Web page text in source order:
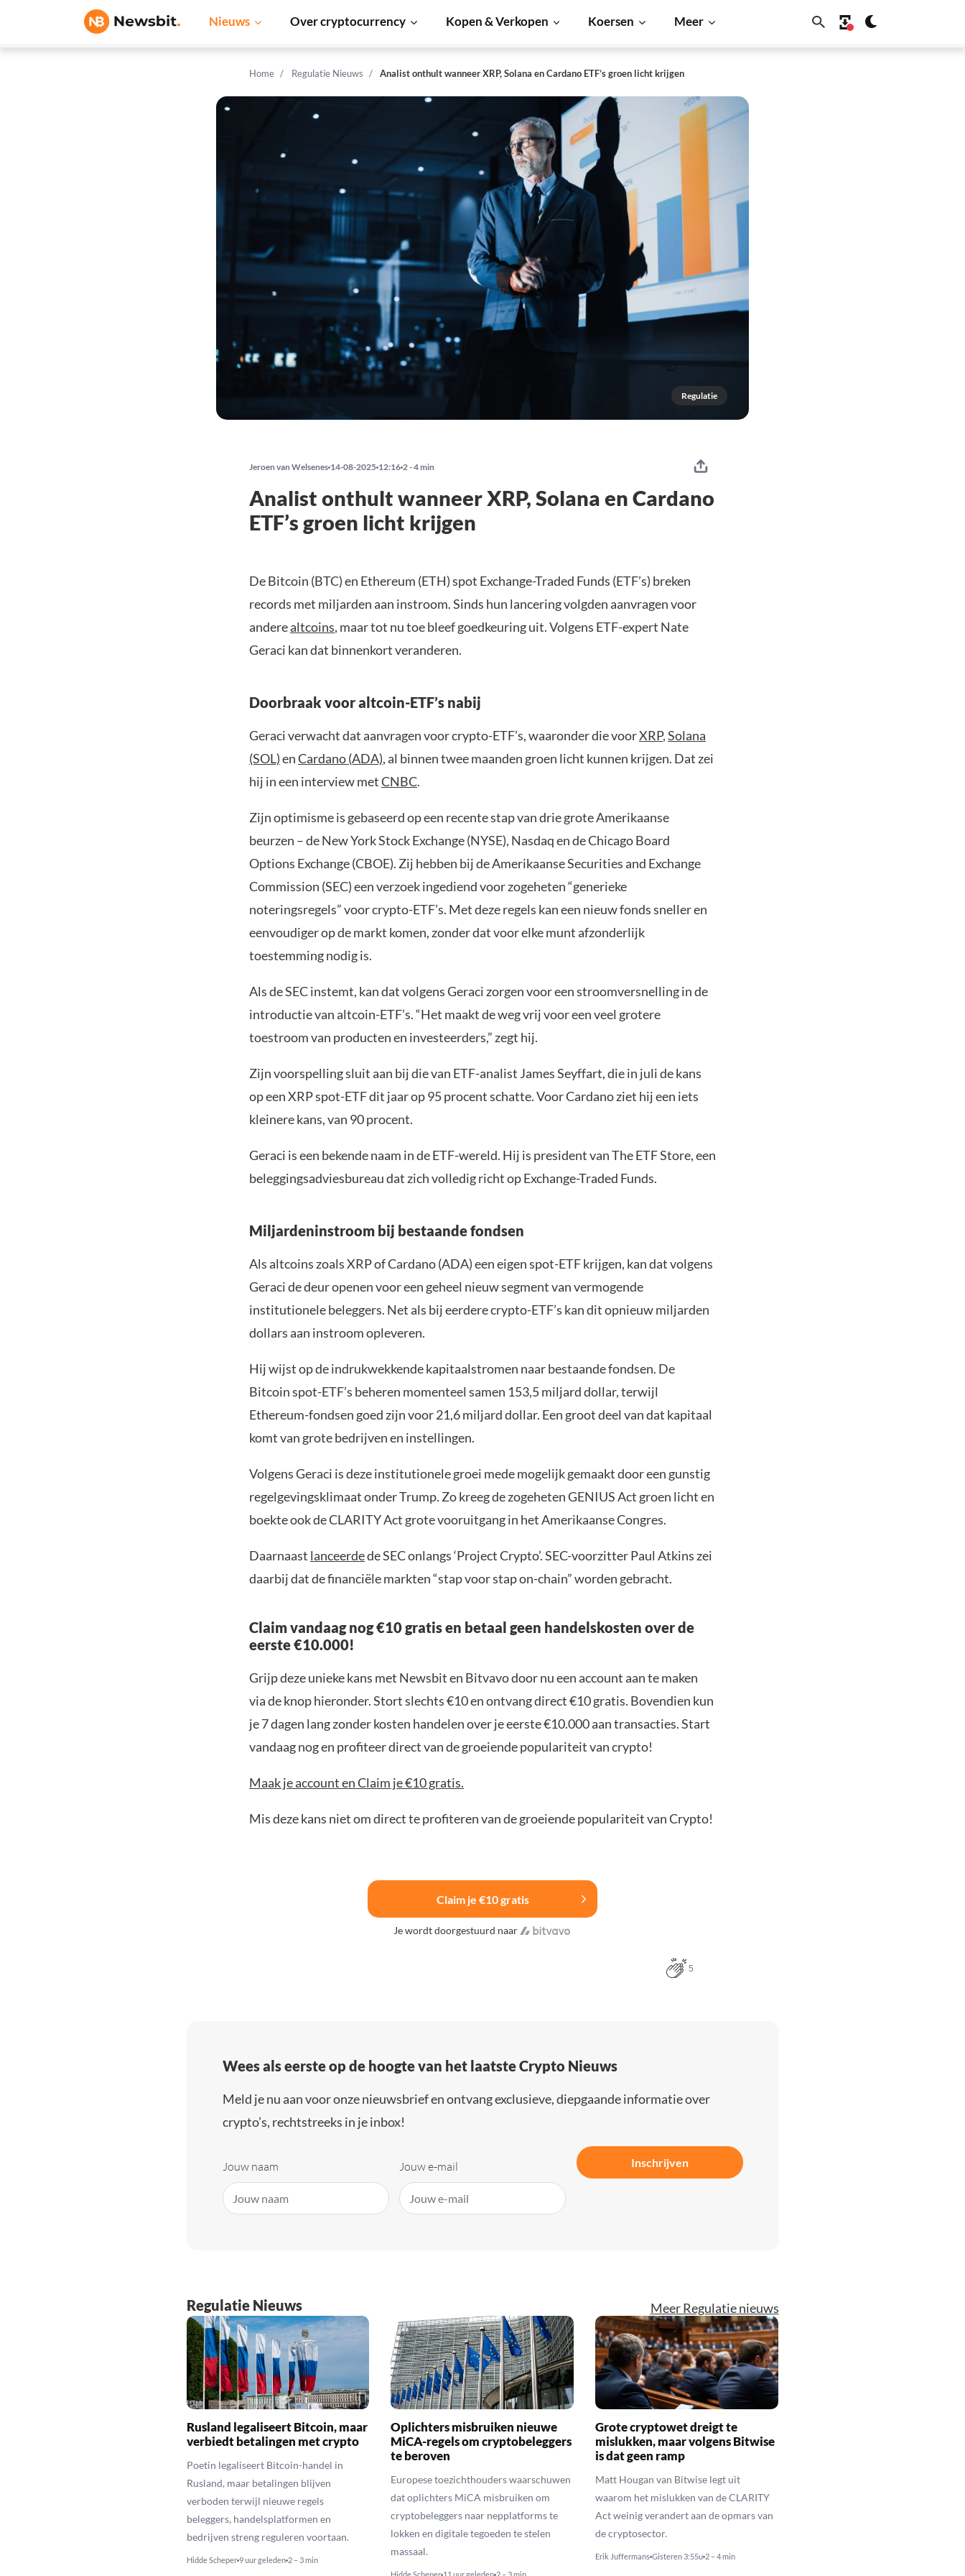
Nieuws Over cryptocurrency Kopen & Verkopen Koersen Meer
Home Regulatie Nieuws Analist onthult wanneer XRP, Solana en Cardano ETF’s groen licht krijgen
Regulatie
Jeroen van Welsenes 14-08-2025 12:16 2 - 4 min
Analist onthult wanneer XRP, Solana en Cardano
ETF’s groen licht krijgen
De Bitcoin (BTC) en Ethereum (ETH) spot Exchange-Traded Funds (ETF’s) breken
records met miljarden aan instroom. Sinds hun lancering volgden aanvragen voor
anderealtcoins, maar tot nu toe bleef goedkeuring uit. Volgens ETF-expert Nate
Geraci kan dat binnenkort veranderen.
Doorbraak voor altcoin-ETF’s nabij
Geraci verwacht dat aanvragen voor crypto-ETF’s, waaronder die voorXRP,Solana
(SOL)enCardano (ADA), al binnen twee maanden groen licht kunnen krijgen. Dat zei
hij in een interview metCNBC.
Zijn optimisme is gebaseerd op een recente stap van drie grote Amerikaanse
beurzen – de New York Stock Exchange (NYSE), Nasdaq en de Chicago Board
Options Exchange (CBOE). Zij hebben bij de Amerikaanse Securities and Exchange
Commission (SEC) een verzoek ingediend voor zogeheten “generieke
noteringsregels” voor crypto-ETF’s. Met deze regels kan een nieuw fonds sneller en
eenvoudiger op de markt komen, zonder dat voor elke munt afzonderlijk
toestemming nodig is.
Als de SEC instemt, kan dat volgens Geraci zorgen voor een stroomversnelling in de
introductie van altcoin-ETF’s. “Het maakt de weg vrij voor een veel grotere
toestroom van producten en investeerders,” zegt hij.
Zijn voorspelling sluit aan bij die van ETF-analist James Seyffart, die in juli de kans
op een XRP spot-ETF dit jaar op 95 procent schatte. Voor Cardano ziet hij een iets
kleinere kans, van 90 procent.
Geraci is een bekende naam in de ETF-wereld. Hij is president van The ETF Store, een
beleggingsadviesbureau dat zich volledig richt op Exchange-Traded Funds.
Miljardeninstroom bij bestaande fondsen
Als altcoins zoals XRP of Cardano (ADA) een eigen spot-ETF krijgen, kan dat volgens
Geraci de deur openen voor een geheel nieuw segment van vermogende
institutionele beleggers. Net als bij eerdere crypto-ETF’s kan dit opnieuw miljarden
dollars aan instroom opleveren.
Hij wijst op de indrukwekkende kapitaalstromen naar bestaande fondsen. De
Bitcoin spot-ETF’s beheren momenteel samen 153,5 miljard dollar, terwijl
Ethereum-fondsen goed zijn voor 21,6 miljard dollar. Een groot deel van dat kapitaal
komt van grote bedrijven en instellingen.
Volgens Geraci is deze institutionele groei mede mogelijk gemaakt door een gunstig
regelgevingsklimaat onder Trump. Zo kreeg de zogeheten GENIUS Act groen licht en
boekte ook de CLARITY Act grote vooruitgang in het Amerikaanse Congres.
Daarnaast lanceerdede SEC onlangs ‘Project Crypto’. SEC-voorzitter Paul Atkins zei
daarbij dat de financiële markten “stap voor stap on-chain” worden gebracht.
Claim vandaag nog €10 gratis en betaal geen handelskosten over de
eerste €10.000!
Grijp deze unieke kans met Newsbit en Bitvavo door nu een account aan te maken
via de knop hieronder. Stort slechts €10 en ontvang direct €10 gratis. Bovendien kun
je 7 dagen lang zonder kosten handelen over je eerste €10.000 aan transacties. Start
vandaag nog en profiteer direct van de groeiende populariteit van crypto!
Maak je account en Claim je €10 gratis.
Mis deze kans niet om direct te profiteren van de groeiende populariteit van Crypto!
Claim je €10 gratis
Je wordt doorgestuurd naar
5
Wees als eerste op de hoogte van het laatste Crypto Nieuws
Meld je nu aan voor onze nieuwsbrief en ontvang exclusieve, diepgaande informatie over
crypto’s, rechtstreeks in je inbox!
Jouw naam Jouw e-mail Inschrijven
Regulatie Nieuws Meer Regulatie nieuws
Rusland legaliseert Bitcoin, maar
verbiedt betalingen met crypto
Poetin legaliseert Bitcoin-handel in
Rusland, maar betalingen blijven
verboden terwijl nieuwe regels
beleggers, handelsplatformen en
bedrijven streng reguleren voortaan.
Hidde Scheper 9 uur geleden 2 – 3 min
Oplichters misbruiken nieuwe
MiCA-regels om cryptobeleggers
te beroven
Europese toezichthouders waarschuwen
dat oplichters MiCA misbruiken om
cryptobeleggers naar nepplatforms te
lokken en digitale tegoeden te stelen
massaal.
Hidde Scheper 11 uur geleden 2 – 3 min
Grote cryptowet dreigt te
mislukken, maar volgens Bitwise
is dat geen ramp
Matt Hougan van Bitwise legt uit
waarom het mislukken van de CLARITY
Act weinig verandert aan de opmars van
de cryptosector.
Erik Juffermans Gisteren 3:55u 2 – 4 min